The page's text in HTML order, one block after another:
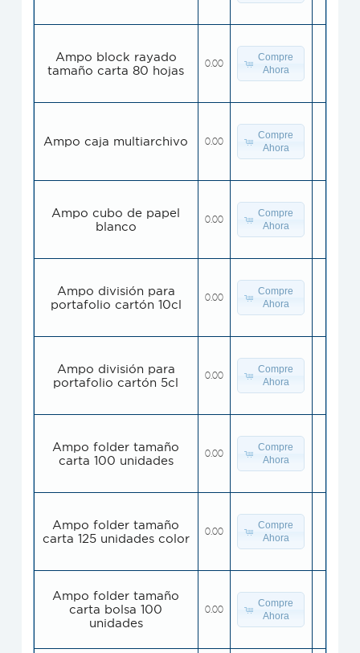
Ampo block rayado
tamaño carta 80 hojas
0.00
Compre
Ahora
Ampo caja multiarchivo 0.00
Compre
Ahora
Ampo cubo de papel
blanco
0.00
Compre
Ahora
Ampo división para
portafolio cartón 10cl
0.00
Compre
Ahora
Ampo división para
portafolio cartón 5cl
0.00
Compre
Ahora
Ampo folder tamaño
carta 100 unidades
0.00
Compre
Ahora
Ampo folder tamaño
carta 125 unidades color
0.00
Compre
Ahora
Ampo folder tamaño
carta bolsa 100
unidades
0.00
Compre
Ahora